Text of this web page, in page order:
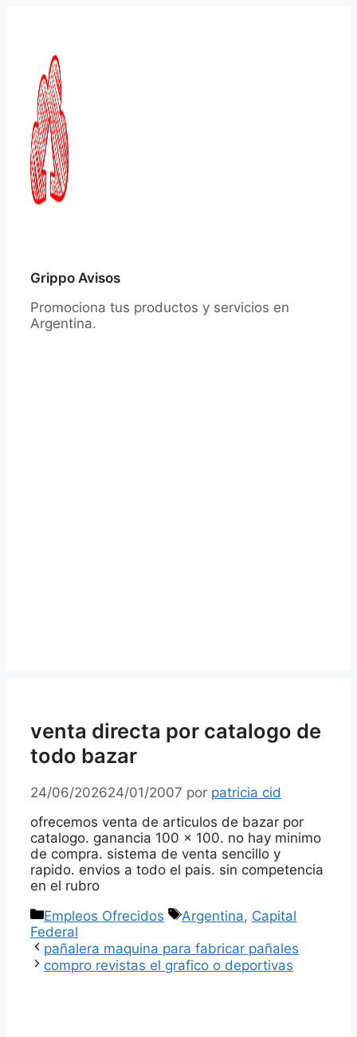
Grippo Avisos
Promociona tus productos y servicios en
Argentina.
venta directa por catalogo de
todo bazar
24/06/202624/01/2007 por patricia cid
ofrecemos venta de articulos de bazar por
catalogo. ganancia 100 x 100. no hay minimo
de compra. sistema de venta sencillo y
rapido. envios a todo el pais. sin competencia
en el rubro
Categorías
Empleos Ofrecidos Etiquetas
Argentina, Capital
Federal
pañalera maquina para fabricar pañales
compro revistas el grafico o deportivas